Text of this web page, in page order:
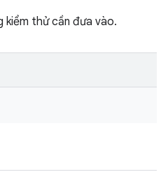
kiểm thử cần đưa vào.